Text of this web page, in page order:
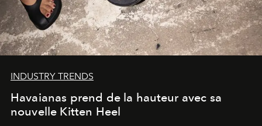
INDUSTRY TRENDS
Havaianas prend de la hauteur avec sa
nouvelle Kitten Heel